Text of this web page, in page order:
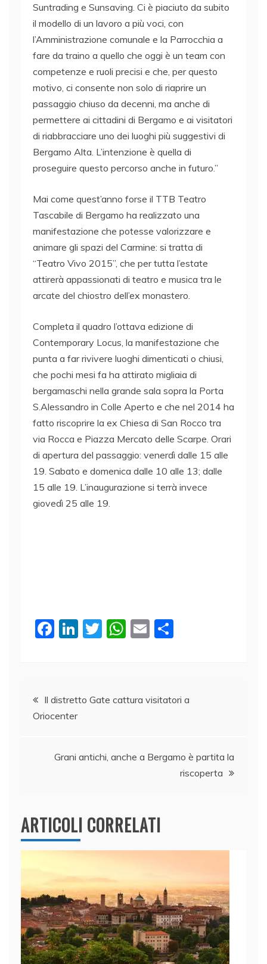
Suntrading e Sunsaving. Ci è piaciuto da subito
il modello di un lavoro a più voci, con
l’Amministrazione comunale e la Parrocchia a
fare da traino a quello che oggi è un team con
competenze e ruoli precisi e che, per questo
motivo, ci consente non solo di riaprire un
passaggio chiuso da decenni, ma anche di
permettere ai cittadini di Bergamo e ai visitatori
di riabbracciare uno dei luoghi più suggestivi di
Bergamo Alta. L’intenzione è quella di
proseguire questo percorso anche in futuro.”
Mai come quest’anno forse il TTB Teatro
Tascabile di Bergamo ha realizzato una
manifestazione che potesse valorizzare e
animare gli spazi del Carmine: si tratta di
“Teatro Vivo 2015”, che per tutta l’estate
attirerà appassionati di teatro e musica tra le
arcate del chiostro dell’ex monastero.
Completa il quadro l’ottava edizione di
Contemporary Locus, la manifestazione che
punta a far rivivere luoghi dimenticati o chiusi,
che pochi mesi fa ha attirato migliaia di
bergamaschi nella grande sala sopra la Porta
S.Alessandro in Colle Aperto e che nel 2014 ha
fatto riscoprire la ex Chiesa di San Rocco tra
via Rocca e Piazza Mercato delle Scarpe. Orari
di apertura del passaggio: venerdì dalle 15 alle
19. Sabato e domenica dalle 10 alle 13; dalle
15 alle 19. L’inaugurazione si terrà invece
giovedì 25 alle 19.
F
b
o
k
Li
dI
T
W
A
E
vi
Navigazione
articoli
Il distretto Gate cattura visitatori a
Oriocenter
Grani antichi, anche a Bergamo è partita la
riscoperta
ARTICOLI CORRELATI